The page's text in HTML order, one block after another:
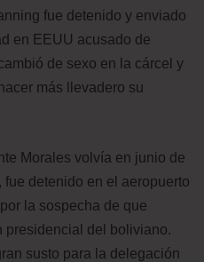
fue detenido y enviado
en EEUU acusado de
de sexo en la cárcel y
más llevadero su
Morales volvía en junio de
detenido en el aeropuerto
la sospecha de que
presidencial del boliviano.
susto para la delegación